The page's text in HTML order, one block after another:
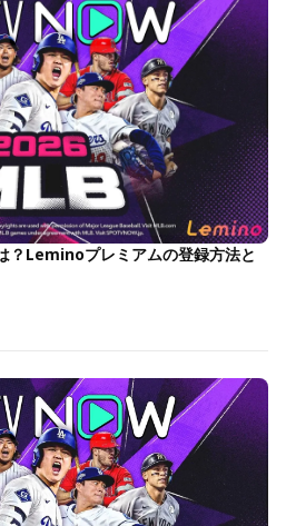
？Leminoプレミアムの登録方法と